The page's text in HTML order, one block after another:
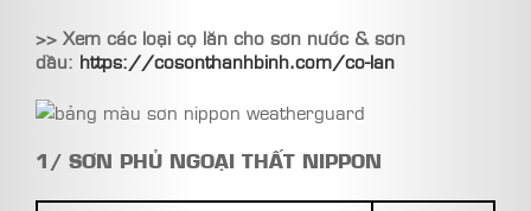
>> Xem các loại cọ lăn cho sơn nước & sơn
dầu: https://cosonthanhbinh.com/co-lan
1/ SƠN PHỦ NGOẠI THẤT NIPPON